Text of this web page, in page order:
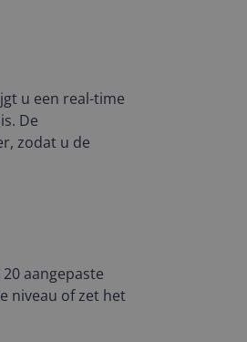
u een real-time
De
zodat u de
aangepaste
niveau of zet het